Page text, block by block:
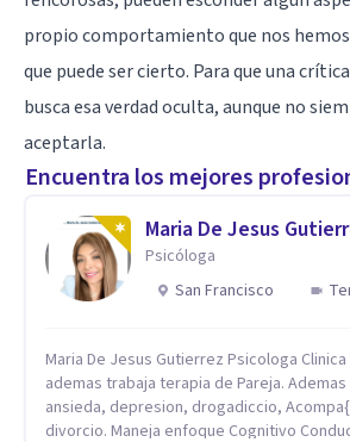
propio comportamiento que nos hemos
que puede ser cierto. Para que una
busca esa verdad oculta, aunque no
aceptarla.
Encuentra los mejores
Maria De Jesus
Psicóloga
San Francisco
Maria De Jesus Gutierrez Psicologa Clinica y Sexologa,
ademas trabaja terapia de Pareja.
ansieda, depresion, drogadiccio, Acompa{amiento en
divorcio. Maneja enfoque Cognitivo